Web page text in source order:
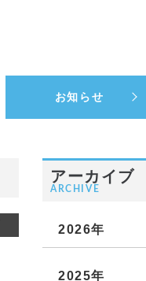
お知らせ
アーカイブ
ARCHIVE
2026年
2025年